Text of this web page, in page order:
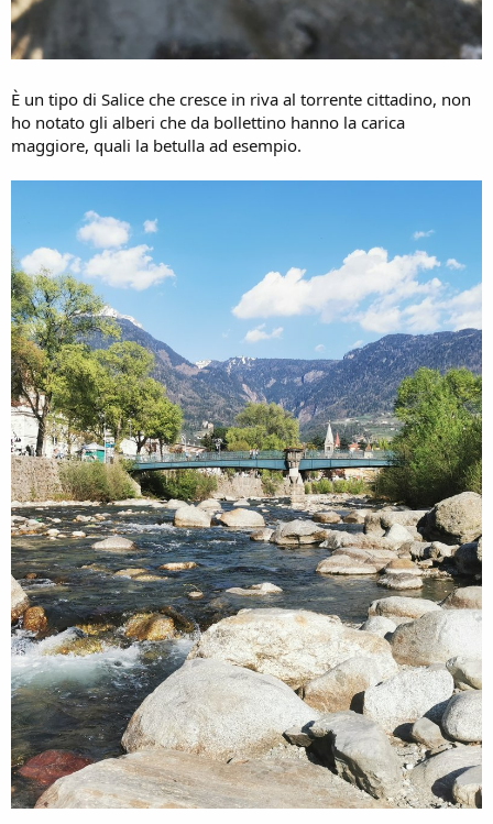
È un tipo di Salice che cresce in riva al torrente cittadino, non
ho notato gli alberi che da bollettino hanno la carica
maggiore, quali la betulla ad esempio.